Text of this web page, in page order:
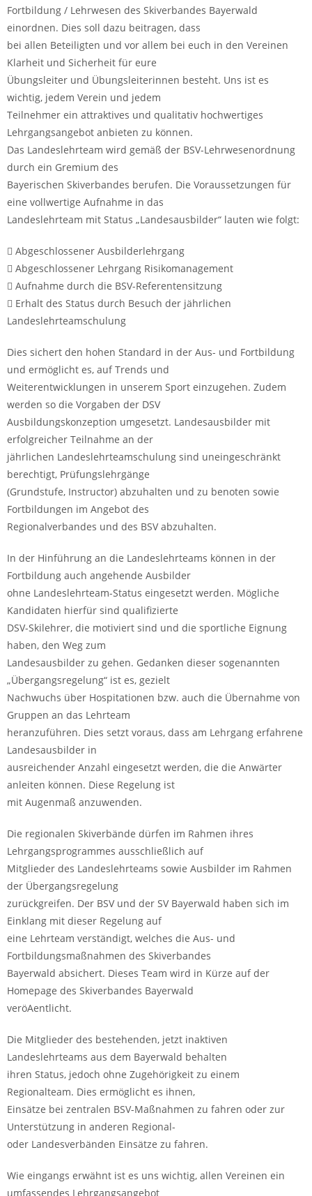
Fortbildung / Lehrwesen des Skiverbandes Bayerwald
einordnen. Dies soll dazu beitragen, dass
bei allen Beteiligten und vor allem bei euch in den Vereinen
Klarheit und Sicherheit für eure
Übungsleiter und Übungsleiterinnen besteht. Uns ist es
wichtig, jedem Verein und jedem
Teilnehmer ein attraktives und qualitativ hochwertiges
Lehrgangsangebot anbieten zu können.
Das Landeslehrteam wird gemäß der BSV-Lehrwesenordnung
durch ein Gremium des
Bayerischen Skiverbandes berufen. Die Voraussetzungen für
eine vollwertige Aufnahme in das
Landeslehrteam mit Status „Landesausbilder“ lauten wie folgt:
 Abgeschlossener Ausbilderlehrgang
 Abgeschlossener Lehrgang Risikomanagement
 Aufnahme durch die BSV-Referentensitzung
 Erhalt des Status durch Besuch der jährlichen
Landeslehrteamschulung
Dies sichert den hohen Standard in der Aus- und Fortbildung
und ermöglicht es, auf Trends und
Weiterentwicklungen in unserem Sport einzugehen. Zudem
werden so die Vorgaben der DSV
Ausbildungskonzeption umgesetzt. Landesausbilder mit
erfolgreicher Teilnahme an der
jährlichen Landeslehrteamschulung sind uneingeschränkt
berechtigt, Prüfungslehrgänge
(Grundstufe, Instructor) abzuhalten und zu benoten sowie
Fortbildungen im Angebot des
Regionalverbandes und des BSV abzuhalten.
In der Hinführung an die Landeslehrteams können in der
Fortbildung auch angehende Ausbilder
ohne Landeslehrteam-Status eingesetzt werden. Mögliche
Kandidaten hierfür sind qualifizierte
DSV-Skilehrer, die motiviert sind und die sportliche Eignung
haben, den Weg zum
Landesausbilder zu gehen. Gedanken dieser sogenannten
„Übergangsregelung“ ist es, gezielt
Nachwuchs über Hospitationen bzw. auch die Übernahme von
Gruppen an das Lehrteam
heranzuführen. Dies setzt voraus, dass am Lehrgang erfahrene
Landesausbilder in
ausreichender Anzahl eingesetzt werden, die die Anwärter
anleiten können. Diese Regelung ist
mit Augenmaß anzuwenden.
Die regionalen Skiverbände dürfen im Rahmen ihres
Lehrgangsprogrammes ausschließlich auf
Mitglieder des Landeslehrteams sowie Ausbilder im Rahmen
der Übergangsregelung
zurückgreifen. Der BSV und der SV Bayerwald haben sich im
Einklang mit dieser Regelung auf
eine Lehrteam verständigt, welches die Aus- und
Fortbildungsmaßnahmen des Skiverbandes
Bayerwald absichert. Dieses Team wird in Kürze auf der
Homepage des Skiverbandes Bayerwald
veröAentlicht.
Die Mitglieder des bestehenden, jetzt inaktiven
Landeslehrteams aus dem Bayerwald behalten
ihren Status, jedoch ohne Zugehörigkeit zu einem
Regionalteam. Dies ermöglicht es ihnen,
Einsätze bei zentralen BSV-Maßnahmen zu fahren oder zur
Unterstützung in anderen Regional-
oder Landesverbänden Einsätze zu fahren.
Wie eingangs erwähnt ist es uns wichtig, allen Vereinen ein
umfassendes Lehrgangsangebot